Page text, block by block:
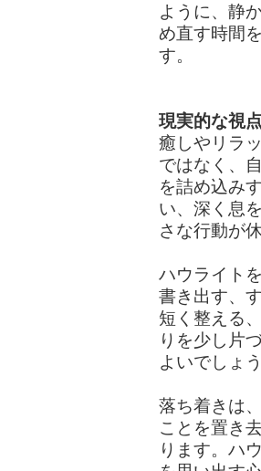
ように、静
め直す時間
す。
現実的な視
癒しやリラ
ではなく、
を詰め込み
い、深く息
さな行動が
ハウライト
書き出す、
短く整える
りを少し片
よいでしょ
落ち着きは
ことを置き
ります。ハ